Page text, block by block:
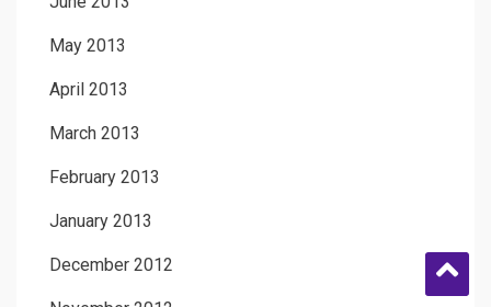
May 2013
April 2013
March 2013
February 2013
January 2013
December 2012